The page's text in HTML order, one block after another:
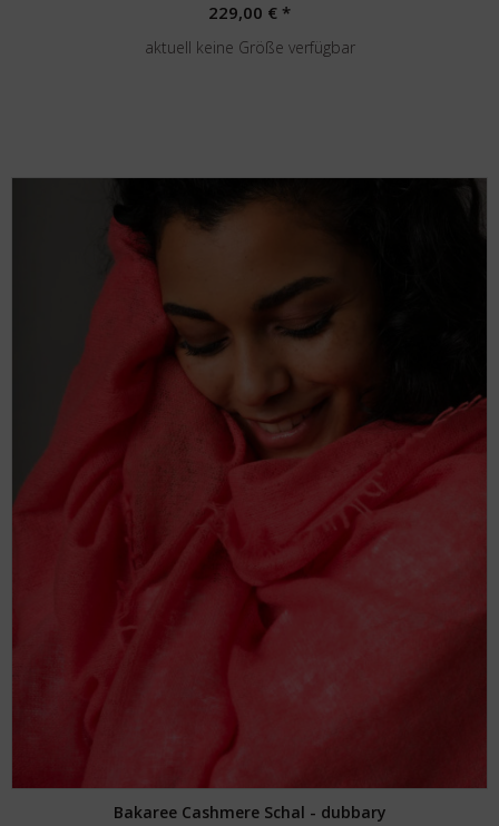
229,00 € *
aktuell keine Größe verfügbar
Bakaree Cashmere Schal - dubbary